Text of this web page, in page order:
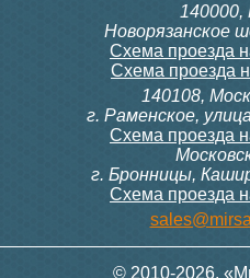
140000,
Новорязанское
Схема проезда
Схема проезда
140108,
г. Раменское,
Схема проезда
г. Бронницы,
Схема проезда
© 2010-2026.